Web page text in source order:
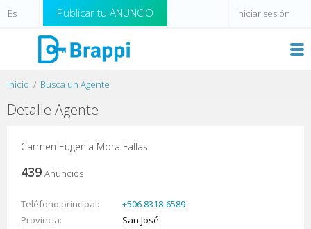
Publicar tu ANUNCIO Iniciar sesión
Inicio Busca un Agente
Detalle Agente
Carmen Eugenia Mora Fallas
439 Anuncios
Teléfono principal
+506 8318-6589
Provincia
San José